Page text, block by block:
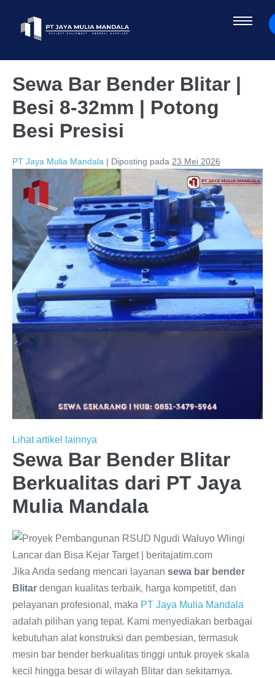
Sewa Bar Bender Blitar |
Besi 8-32mm | Potong
Besi Presisi
PT Jaya Mulia Mandala | Diposting pada 23 Mei 2026
Lihat artikel lainnya
Sewa Bar Bender Blitar
Berkualitas dari PT Jaya
Mulia Mandala
Jika Anda sedang mencari layanan sewa bar bender
Blitar dengan kualitas terbaik, harga kompetitif, dan
pelayanan profesional, maka PT Jaya Mulia Mandala
adalah pilihan yang tepat. Kami menyediakan berbagai
kebutuhan alat konstruksi dan pembesian, termasuk
mesin bar bender berkualitas tinggi untuk proyek skala
kecil hingga besar di wilayah Blitar dan sekitarnya.